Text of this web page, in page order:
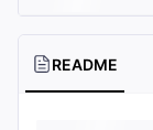
README